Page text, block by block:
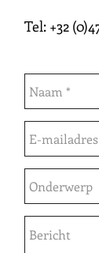
Tel: +32